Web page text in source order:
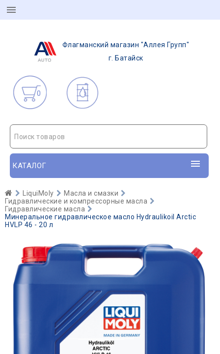
Флагманский магазин "Аллея Групп"
г. Батайск
0
Поиск товаров
КАТАЛОГ
LiquiMoly
Масла и смазки
Гидравлические и компрессорные масла
Гидравлические масла
Минеральное гидравлическое масло Hydraulikoil Arctic
HVLP 46 - 20 л